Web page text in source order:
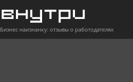
Бизнес наизнанку: отзывы о работодателях